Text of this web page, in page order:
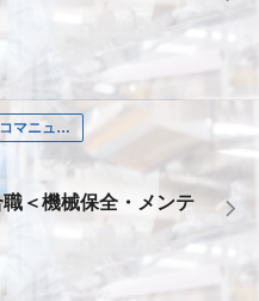
グリコマニュファクチャリングジャパン株式会社
職＜機械保全・メンテ